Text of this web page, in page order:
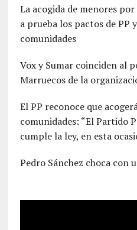
La acogida de menores
a prueba los pactos de PP
comunidades
Vox y Sumar coinciden al
Marruecos de la
El PP reconoce que
comunidades: “El Partido
cumple la ley, en esta
Pedro Sánchez choca con